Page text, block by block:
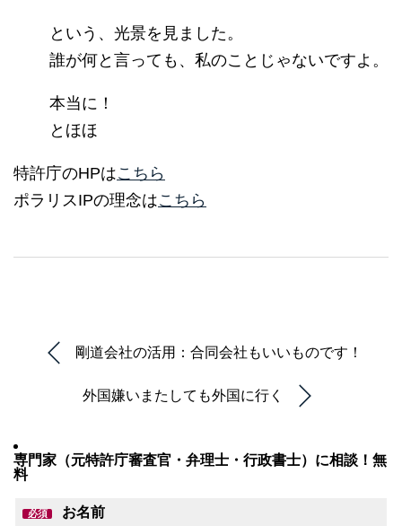
という、光景を見ました。
誰が何と言っても、私のことじゃないですよ。
本当に！
とほほ
特許庁のHPはこちら
ポラリスIPの理念はこちら
剛道会社の活用：合同会社もいいものです！
外国嫌いまたしても外国に行く
専門家（元特許庁審査官・弁理士・行政書士）に相談！無
料
必須 お名前